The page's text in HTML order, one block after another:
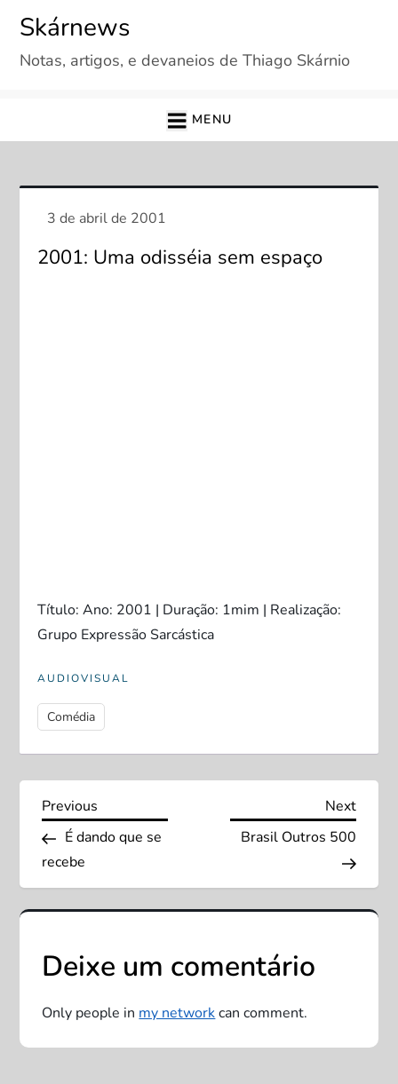
content
Skárnews
Notas, artigos, e devaneios de Thiago Skárnio
MENU
2001: Uma odisséia sem espaço
Título: Ano: 2001 | Duração: 1mim | Realização:
Grupo Expressão Sarcástica
AUDIOVISUAL
Comédia
N
a
v
g
a
Previous
Post
Previous
É dando que se
recebe
Next
Post
Next
Brasil Outros 500
Deixe um comentário
Only people inmy networkcan comment.